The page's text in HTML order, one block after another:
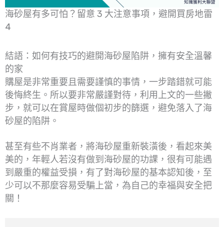
海砂屋有多可怕？留意 3 大注意事項，避開買房地雷
4
結語：如何有技巧的避開海砂屋陷阱，擁有安全溫馨
的家
購屋是非常重要且需要謹慎的事情，一步踏錯就可能
後悔終生。所以要非常嚴謹對待，利用上文的一些撇
步，就可以在賞屋時做個初步的篩選，避免落入了海
砂屋的陷阱。
甚至有些不肖業者，將海砂屋重新裝潢後，看起來美
美的，年輕人若沒有做到海砂屋的功課，很有可能遇
到嚴重的權益受損，有了對海砂屋的基本認知後，至
少可以不那麼容易受騙上當，為自己的幸福與安全把
關！